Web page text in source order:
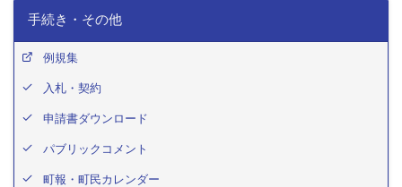
手続き・その他
例規集
入札・契約
申請書ダウンロード
パブリックコメント
町報・町民カレンダー